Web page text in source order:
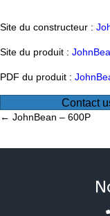
Site du constructeur :
Site du produit :
PDF du produit :
Contact
Posts
navigation
← JohnBean – 600P